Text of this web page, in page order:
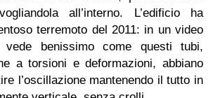
all’interno. L’edificio ha
terremoto del 2011: in un video
benissimo come questi tubi,
a torsioni e deformazioni, abbiano
l’oscillazione mantenendo il tutto in